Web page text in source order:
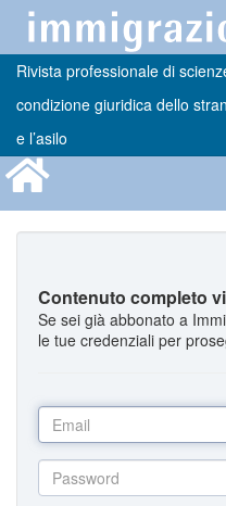
Rivista professionale di
condizione giuridica dello
e l’asilo
Contenuto completo
Se sei già abbonato a
le tue credenziali per